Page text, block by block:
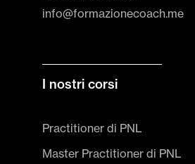
info@formazionecoach.me
I nostri corsi
Practitioner di PNL
Master Practitioner di PNL